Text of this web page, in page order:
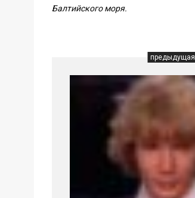
Балтийского моря.
предыдущая